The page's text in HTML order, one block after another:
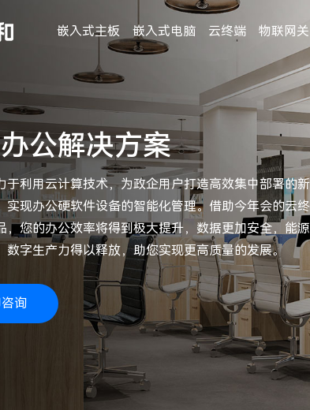
嵌入式主板 嵌入式电脑 云终端 物联网关
公解决方案
于利用云计算技术，为政企用户打造高效集中部署的
实现办公硬软件设备的智能化管理。借助今年会的云
，您的办公效率将得到极大提升，数据更加安全，能源
数字生产力得以释放，助您实现更高质量的发展。
询